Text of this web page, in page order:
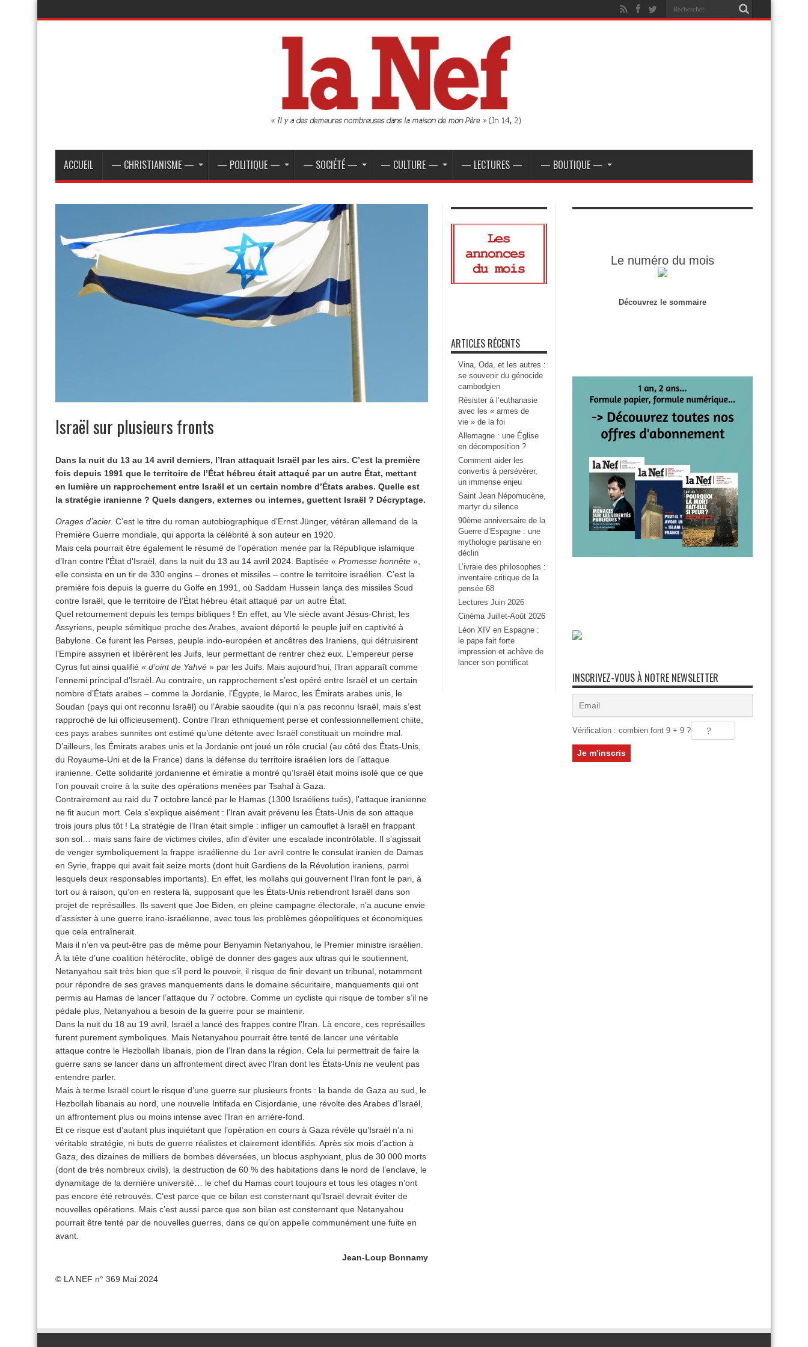
ACCUEIL — CHRISTIANISME — — POLITIQUE — — SOCIÉTÉ — — CULTURE — — LECTURES — — BOUTIQUE —
Israël sur plusieurs fronts
Dans la nuit du 13 au 14 avril derniers, l’Iran attaquait Israël par les airs. C’est la première
fois depuis 1991 que le territoire de l’État hébreu était attaqué par un autre État, mettant
en lumière un rapprochement entre Israël et un certain nombre d’États arabes. Quelle est
la stratégie iranienne ? Quels dangers, externes ou internes, guettent Israël ? Décryptage.
Orages d’acier. C’est le titre du roman autobiographique d’Ernst Jünger, vétéran allemand de la
Première Guerre mondiale, qui apporta la célébrité à son auteur en 1920.
Mais cela pourrait être également le résumé de l’opération menée par la République islamique
d’Iran contre l’État d’Israël, dans la nuit du 13 au 14 avril 2024. Baptisée « Promesse honnête »,
elle consista en un tir de 330 engins – drones et missiles – contre le territoire israélien. C’est la
première fois depuis la guerre du Golfe en 1991, où Saddam Hussein lança des missiles Scud
contre Israël, que le territoire de l’État hébreu était attaqué par un autre État.
Quel retournement depuis les temps bibliques ! En effet, au VIe siècle avant Jésus-Christ, les
Assyriens, peuple sémitique proche des Arabes, avaient déporté le peuple juif en captivité à
Babylone. Ce furent les Perses, peuple indo-européen et ancêtres des Iraniens, qui détruisirent
l’Empire assyrien et libérèrent les Juifs, leur permettant de rentrer chez eux. L’empereur perse
Cyrus fut ainsi qualifié « d’oint de Yahvé » par les Juifs. Mais aujourd’hui, l’Iran apparaît comme
l’ennemi principal d’Israël. Au contraire, un rapprochement s’est opéré entre Israël et un certain
nombre d’États arabes – comme la Jordanie, l’Égypte, le Maroc, les Émirats arabes unis, le
Soudan (pays qui ont reconnu Israël) ou l’Arabie saoudite (qui n’a pas reconnu Israël, mais s’est
rapproché de lui officieusement). Contre l’Iran ethniquement perse et confessionnellement chiite,
ces pays arabes sunnites ont estimé qu’une détente avec Israël constituait un moindre mal.
D’ailleurs, les Émirats arabes unis et la Jordanie ont joué un rôle crucial (au côté des États-Unis,
du Royaume-Uni et de la France) dans la défense du territoire israélien lors de l’attaque
iranienne. Cette solidarité jordanienne et émiratie a montré qu’Israël était moins isolé que ce que
l’on pouvait croire à la suite des opérations menées par Tsahal à Gaza.
Contrairement au raid du 7 octobre lancé par le Hamas (1300 Israéliens tués), l’attaque iranienne
ne fit aucun mort. Cela s’explique aisément : l’Iran avait prévenu les États-Unis de son attaque
trois jours plus tôt ! La stratégie de l’Iran était simple : infliger un camouflet à Israël en frappant
son sol… mais sans faire de victimes civiles, afin d’éviter une escalade incontrôlable. Il s’agissait
de venger symboliquement la frappe israélienne du 1er avril contre le consulat iranien de Damas
en Syrie, frappe qui avait fait seize morts (dont huit Gardiens de la Révolution iraniens, parmi
lesquels deux responsables importants). En effet, les mollahs qui gouvernent l’Iran font le pari, à
tort ou à raison, qu’on en restera là, supposant que les États-Unis retiendront Israël dans son
projet de représailles. Ils savent que Joe Biden, en pleine campagne électorale, n’a aucune envie
d’assister à une guerre irano-israélienne, avec tous les problèmes géopolitiques et économiques
que cela entraînerait.
Mais il n’en va peut-être pas de même pour Benyamin Netanyahou, le Premier ministre israélien.
À la tête d’une coalition hétéroclite, obligé de donner des gages aux ultras qui le soutiennent,
Netanyahou sait très bien que s’il perd le pouvoir, il risque de finir devant un tribunal, notamment
pour répondre de ses graves manquements dans le domaine sécuritaire, manquements qui ont
permis au Hamas de lancer l’attaque du 7 octobre. Comme un cycliste qui risque de tomber s’il ne
pédale plus, Netanyahou a besoin de la guerre pour se maintenir.
Dans la nuit du 18 au 19 avril, Israël a lancé des frappes contre l’Iran. Là encore, ces représailles
furent purement symboliques. Mais Netanyahou pourrait être tenté de lancer une véritable
attaque contre le Hezbollah libanais, pion de l’Iran dans la région. Cela lui permettrait de faire la
guerre sans se lancer dans un affrontement direct avec l’Iran dont les États-Unis ne veulent pas
entendre parler.
Mais à terme Israël court le risque d’une guerre sur plusieurs fronts : la bande de Gaza au sud, le
Hezbollah libanais au nord, une nouvelle Intifada en Cisjordanie, une révolte des Arabes d’Israël,
un affrontement plus ou moins intense avec l’Iran en arrière-fond.
Et ce risque est d’autant plus inquiétant que l’opération en cours à Gaza révèle qu’Israël n’a ni
véritable stratégie, ni buts de guerre réalistes et clairement identifiés. Après six mois d’action à
Gaza, des dizaines de milliers de bombes déversées, un blocus asphyxiant, plus de 30 000 morts
(dont de très nombreux civils), la destruction de 60 % des habitations dans le nord de l’enclave, le
dynamitage de la dernière université… le chef du Hamas court toujours et tous les otages n’ont
pas encore été retrouvés. C’est parce que ce bilan est consternant qu’Israël devrait éviter de
nouvelles opérations. Mais c’est aussi parce que son bilan est consternant que Netanyahou
pourrait être tenté par de nouvelles guerres, dans ce qu’on appelle communément une fuite en
avant.
Jean-Loup Bonnamy
© LA NEF n° 369 Mai 2024
ARTICLES RÉCENTS
Vina, Oda, et les autres :
se souvenir du génocide
cambodgien
Résister à l’euthanasie
avec les « armes de
vie » de la foi
Allemagne : une Église
en décomposition ?
Comment aider les
convertis à persévérer,
un immense enjeu
Saint Jean Népomucène,
martyr du silence
90ème anniversaire de la
Guerre d’Espagne : une
mythologie partisane en
déclin
L’ivraie des philosophes :
inventaire critique de la
pensée 68
Lectures Juin 2026
Cinéma Juillet-Août 2026
Léon XIV en Espagne :
le pape fait forte
impression et achève de
lancer son pontificat
Le numéro du mois
Découvrez le sommaire
INSCRIVEZ-VOUS À NOTRE NEWSLETTER
Vérification : combien font 9 + 9 ?